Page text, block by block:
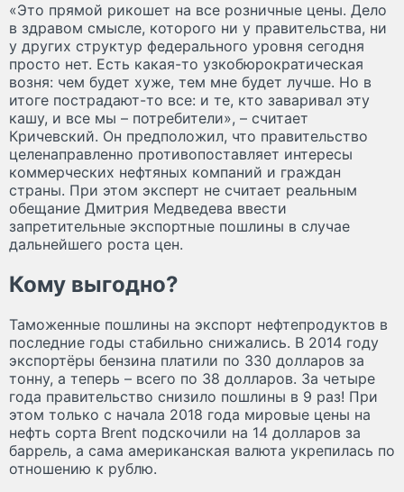
«Это прямой рикошет на все розничные цены. Дело
в здравом смысле, которого ни у правительства, ни
у других структур федерального уровня сегодня
просто нет. Есть какая-то узкобюрократическая
возня: чем будет хуже, тем мне будет лучше. Но в
итоге пострадают-то все: и те, кто заваривал эту
кашу, и все мы – потребители», – считает
Кричевский. Он предположил, что правительство
целенаправленно противопоставляет интересы
коммерческих нефтяных компаний и граждан
страны. При этом эксперт не считает реальным
обещание Дмитрия Медведева ввести
запретительные экспортные пошлины в случае
дальнейшего роста цен.
Кому выгодно?
Таможенные пошлины на экспорт нефтепродуктов в
последние годы стабильно снижались. В 2014 году
экспортёры бензина платили по 330 долларов за
тонну, а теперь – всего по 38 долларов. За четыре
года правительство снизило пошлины в 9 раз! При
этом только с начала 2018 года мировые цены на
нефть сорта Brent подскочили на 14 долларов за
баррель, а сама американская валюта укрепилась по
отношению к рублю.